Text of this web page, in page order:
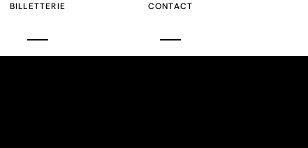
BILLETTERIE CONTACT